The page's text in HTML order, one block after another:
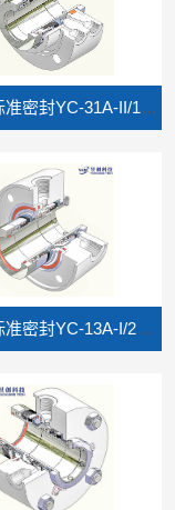
API682标准密封YC-31A-II/1CW-FL/FX
API682标准密封YC-13A-I/2CW-FB